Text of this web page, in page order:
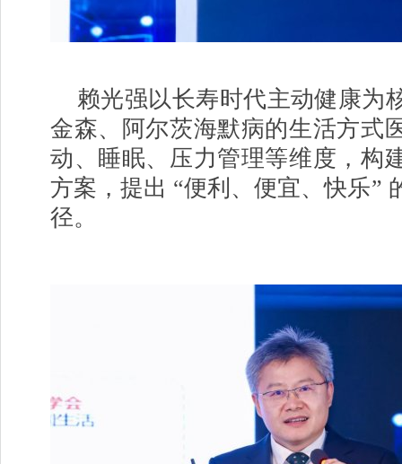
赖光强以长寿时代主动健康为
金森、阿尔茨海默病的生活方式
动、睡眠、压力管理等维度，构
方案，提出 “便利、便宜、快乐”
径。